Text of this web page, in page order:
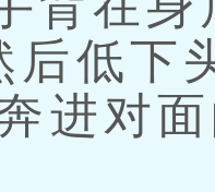
后低下
进对